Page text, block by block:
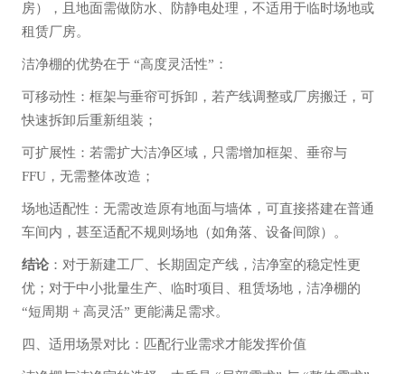
房），且地面需做防水、防静电处理，不适用于临时场地或
租赁厂房。
洁净棚的优势在于 “高度灵活性”：
可移动性：框架与垂帘可拆卸，若产线调整或厂房搬迁，可
快速拆卸后重新组装；
可扩展性：若需扩大洁净区域，只需增加框架、垂帘与
FFU，无需整体改造；
场地适配性：无需改造原有地面与墙体，可直接搭建在普通
车间内，甚至适配不规则场地（如角落、设备间隙）。
结论：对于新建工厂、长期固定产线，洁净室的稳定性更
优；对于中小批量生产、临时项目、租赁场地，洁净棚的
“短周期 + 高灵活” 更能满足需求。
四、适用场景对比：匹配行业需求才能发挥价值